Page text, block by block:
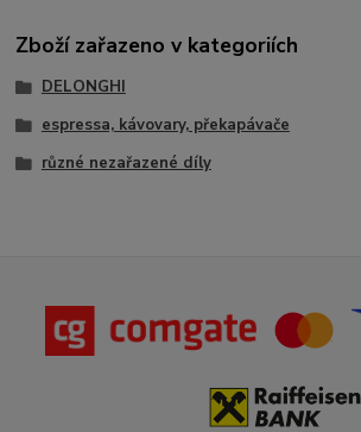
Zboží zařazeno v kategoriích
DELONGHI
espressa, kávovary, překapávače
různé nezařazené díly